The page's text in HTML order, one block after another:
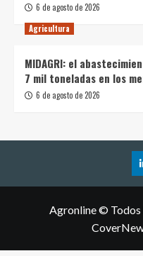
6 de agosto de 2026
Agricultura
MIDAGRI: el
7 mil toneladas en los
6 de agosto de 2026
Agronline © Todos